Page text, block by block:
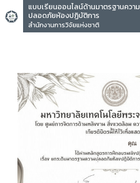
แบบเรียนออนไลน์ด้านมาตรฐานความ
ปลอดภัยห้องปฏิบัติการ
สำนักงานการวิจัยแห่งชาติ
คุณ